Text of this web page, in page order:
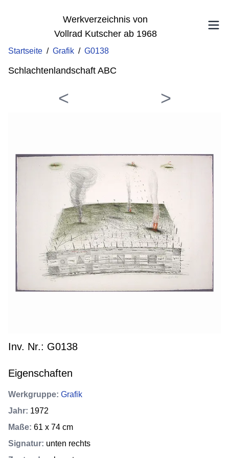
Werkverzeichnis von
Vollrad Kutscher ab 1968
Startseite / Grafik / G0138
Schlachtenlandschaft ABC
Inv. Nr.: G0138
Eigenschaften
Werkgruppe: Grafik
Jahr: 1972
Maße: 61 x 74 cm
Signatur: unten rechts
< >